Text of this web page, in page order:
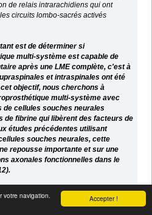
Accepter !
votre navigation.
de relais intrarachidiens qui ont
circuits lombo-sacrés activés
est de déterminer si
multi-système est capable de
après une LME complète, c'est à
et intraspinales ont été
objectif, nous cherchons à
multi-système avec
cellules souches neurales
de fibrine qui libèrent des facteurs de
études précédentes utilisant
souches neurales, cette
repousse importante et sur une
axonales fonctionnelles dans le
la combinaison de thérapies
favorisera l'établissement de